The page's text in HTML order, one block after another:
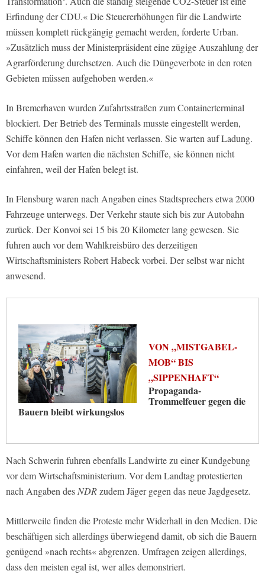
Erfindung der CDU.« Die Steuererhöhungen für die Landwirte
müssen komplett rückgängig gemacht werden, forderte Urban.
»Zusätzlich muss der Ministerpräsident eine zügige Auszahlung der
Agrarförderung durchsetzen. Auch die Düngeverbote in den roten
Gebieten müssen aufgehoben werden.«
In Bremerhaven wurden Zufahrtsstraßen zum Containerterminal
blockiert. Der Betrieb des Terminals musste eingestellt werden,
Schiffe können den Hafen nicht verlassen. Sie warten auf Ladung.
Vor dem Hafen warten die nächsten Schiffe, sie können nicht
einfahren, weil der Hafen belegt ist.
In Flensburg waren nach Angaben eines Stadtsprechers etwa 2000
Fahrzeuge unterwegs. Der Verkehr staute sich bis zur Autobahn
zurück. Der Konvoi sei 15 bis 20 Kilometer lang gewesen. Sie
fuhren auch vor dem Wahlkreisbüro des derzeitigen
Wirtschaftsministers Robert Habeck vorbei. Der selbst war nicht
anwesend.
VON „MISTGABEL-
MOB“ BIS
„SIPPENHAFT“
Propaganda-
Trommelfeuer gegen die
Bauern bleibt wirkungslos
Nach Schwerin fuhren ebenfalls Landwirte zu einer Kundgebung
vor dem Wirtschaftsministerium. Vor dem Landtag protestierten
nach Angaben des NDRzudem Jäger gegen das neue Jagdgesetz.
Mittlerweile finden die Proteste mehr Widerhall in den Medien. Die
beschäftigen sich allerdings überwiegend damit, ob sich die Bauern
genügend »nach rechts« abgrenzen. Umfragen zeigen allerdings,
dass den meisten egal ist, wer alles demonstriert.